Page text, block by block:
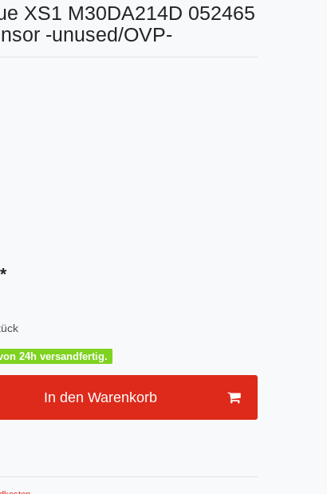
XS1 M30DA214D 052465
-unused/OVP-
*
24h versandfertig.
In den Warenkorb